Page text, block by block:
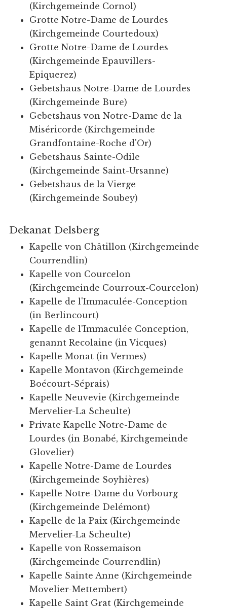
(Kirchgemeinde Cornol)
Grotte Notre-Dame de Lourdes
(Kirchgemeinde Courtedoux)
Grotte Notre-Dame de Lourdes
(Kirchgemeinde Epauvillers-
Epiquerez)
Gebetshaus Notre-Dame de Lourdes
(Kirchgemeinde Bure)
Gebetshaus von Notre-Dame de la
Miséricorde (Kirchgemeinde
Grandfontaine-Roche d'Or)
Gebetshaus Sainte-Odile
(Kirchgemeinde Saint-Ursanne)
Gebetshaus de la Vierge
(Kirchgemeinde Soubey)
Dekanat Delsberg
Kapelle von Châtillon (Kirchgemeinde
Courrendlin)
Kapelle von Courcelon
(Kirchgemeinde Courroux-Courcelon)
Kapelle de l'Immaculée-Conception
(in Berlincourt)
Kapelle de l'Immaculée Conception,
genannt Recolaine (in Vicques)
Kapelle Monat (in Vermes)
Kapelle Montavon (Kirchgemeinde
Boécourt-Séprais)
Kapelle Neuvevie (Kirchgemeinde
Mervelier-La Scheulte)
Private Kapelle Notre-Dame de
Lourdes (in Bonabé, Kirchgemeinde
Glovelier)
Kapelle Notre-Dame de Lourdes
(Kirchgemeinde Soyhières)
Kapelle Notre-Dame du Vorbourg
(Kirchgemeinde Delémont)
Kapelle de la Paix (Kirchgemeinde
Mervelier-La Scheulte)
Kapelle von Rossemaison
(Kirchgemeinde Courrendlin)
Kapelle Sainte Anne (Kirchgemeinde
Movelier-Mettembert)
Kapelle Saint Grat (Kirchgemeinde